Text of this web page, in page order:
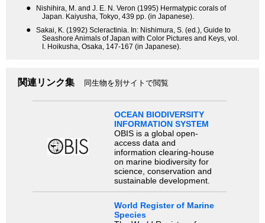
●
Nishihira, M. and J. E. N. Veron (1995) Hermatypic corals of
Japan. Kaiyusha, Tokyo, 439 pp. (in Japanese).
●
Sakai, K. (1992) Scleractinia. In: Nishimura, S. (ed.), Guide to
Seashore Animals of Japan with Color Pictures and Keys, vol.
I. Hoikusha, Osaka, 147-167 (in Japanese).
関連リンク集 同生物を別サイトで閲覧
OCEAN BIODIVERSITY
INFORMATION SYSTEM
OBIS is a global open-
access data and
information clearing-house
on marine biodiversity for
science, conservation and
sustainable development.
World Register of Marine
Species